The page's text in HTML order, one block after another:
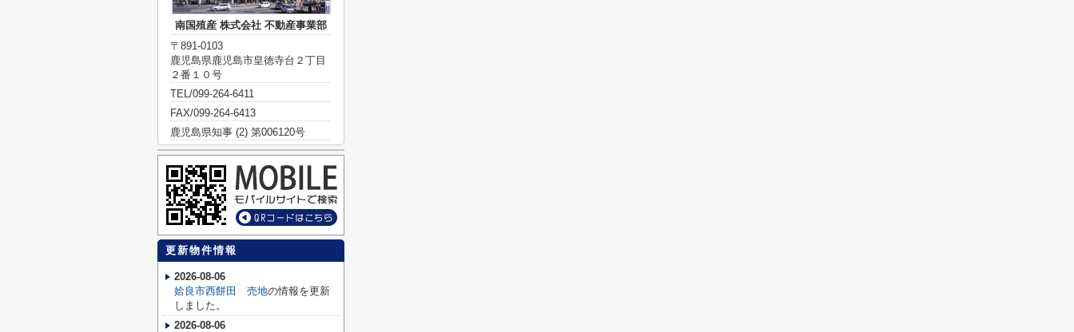
南国殖産 株式会社 不動産事業部
〒891-0103
鹿児島県鹿児島市皇徳寺台２丁目
２番１０号
TEL/099-264-6411
FAX/099-264-6413
鹿児島県知事 (2) 第006120号
更新物件情報
2026-08-06
姶良市西餅田 売地の情報を更新
しました。
2026-08-06